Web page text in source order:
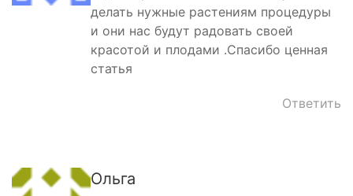
делать нужные растениям процедуры
и они нас будут радовать своей
красотой и плодами .Спасибо ценная
статья
Ответить
Ольга